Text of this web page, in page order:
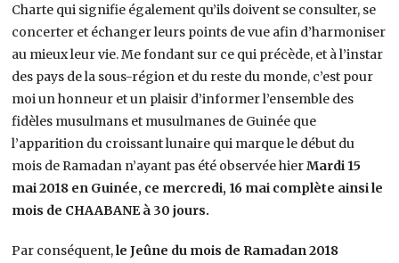
Charte qui signifie également qu’ils doivent se consulter, se
concerter et échanger leurs points de vue afin d’harmoniser
au mieux leur vie. Me fondant sur ce qui précède, et à l’instar
des pays de la sous-région et du reste du monde, c’est pour
moi un honneur et un plaisir d’informer l’ensemble des
fidèles musulmans et musulmanes de Guinée que
l’apparition du croissant lunaire qui marque le début du
mois de Ramadan n’ayant pas été observée hierMardi 15
mai 2018 en Guinée, ce mercredi, 16 mai complète ainsi le
mois de CHAABANE à 30 jours.
Par conséquent,le Jeûne du mois de Ramadan 2018